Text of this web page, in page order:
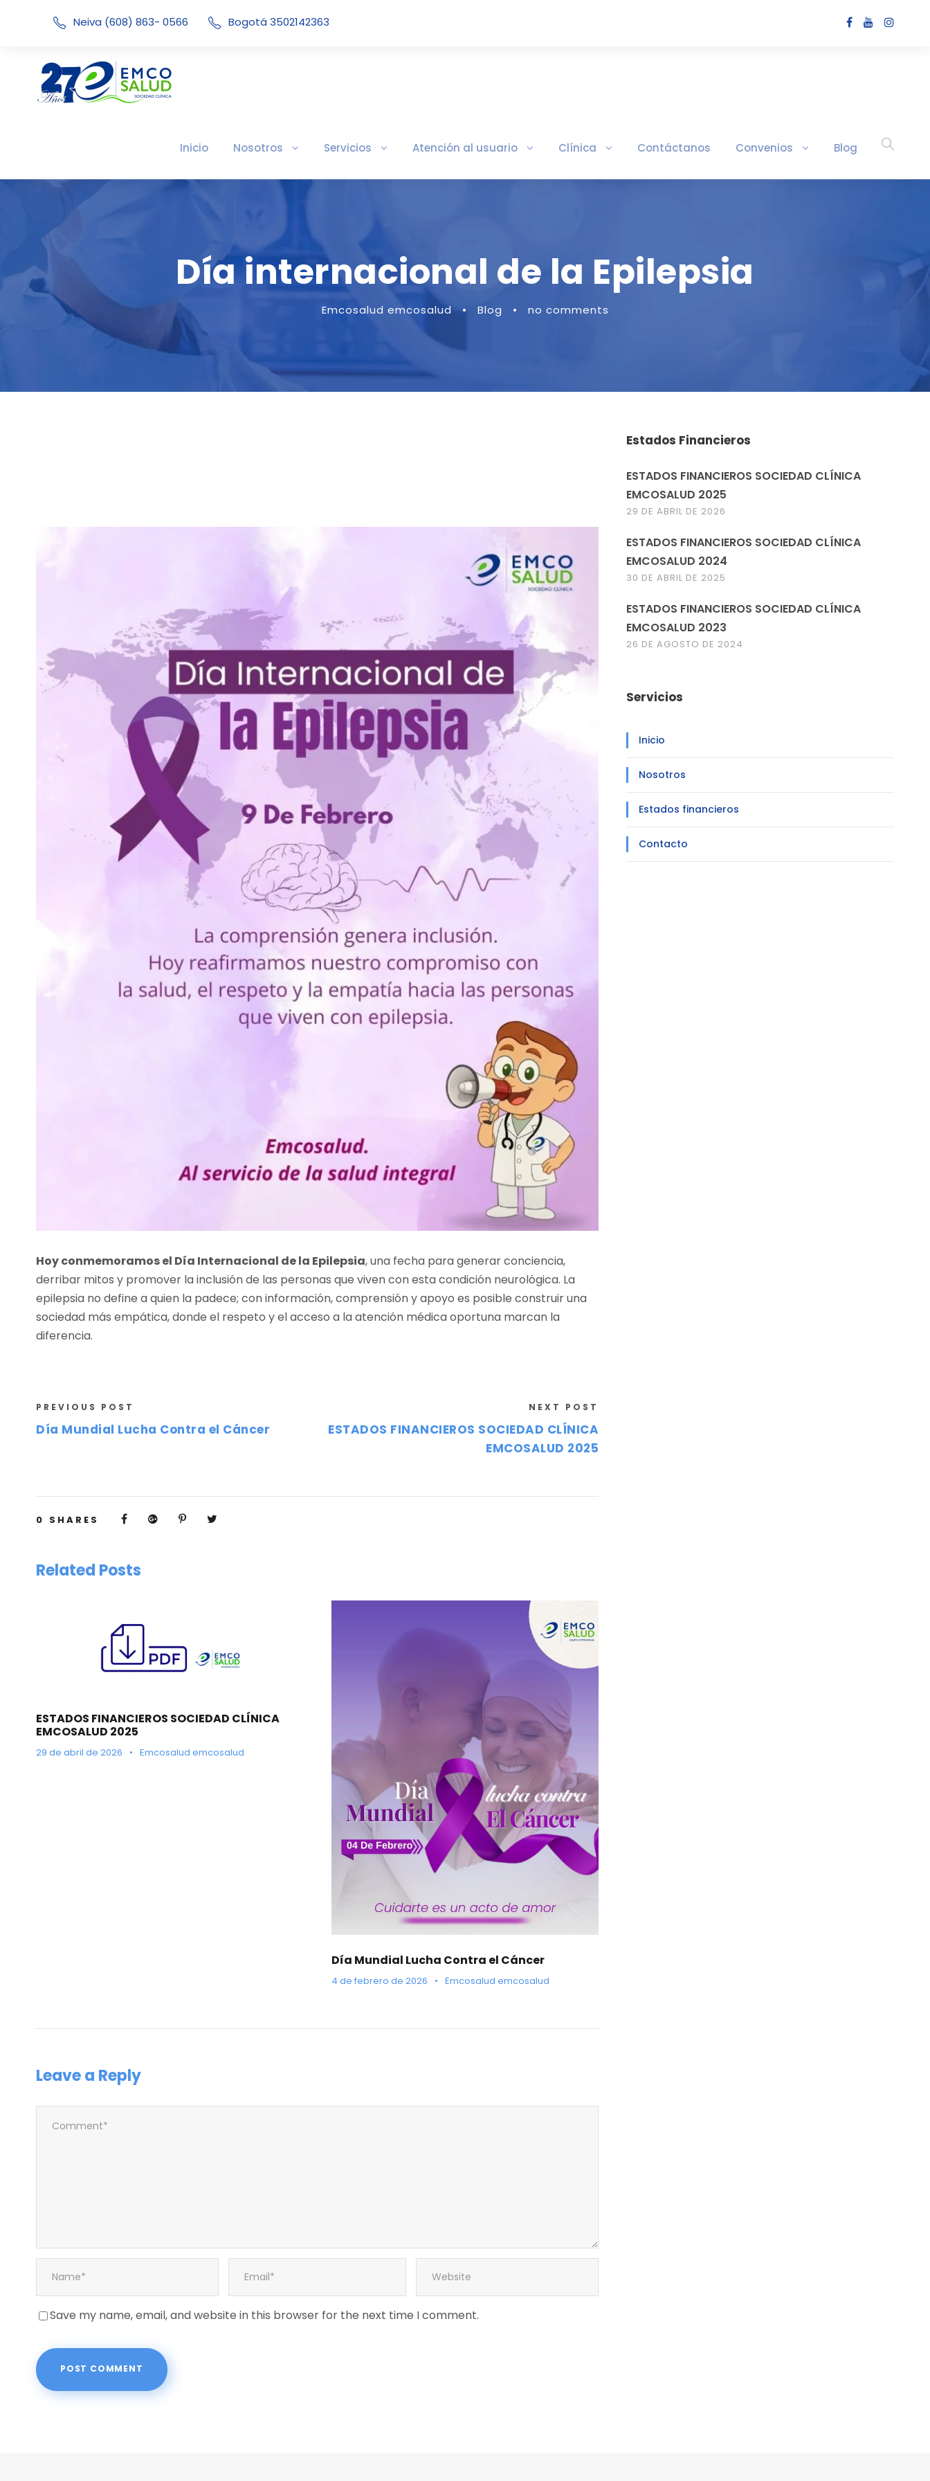
Neiva (608) 863- 0566 Bogotá 3502142363
Inicio Nosotros Servicios Atención al usuario Clínica Contáctanos Convenios Blog
Día internacional de la Epilepsia
Emcosalud emcosalud • Blog • no comments
Hoy conmemoramos el Día Internacional de la Epilepsia, una fecha para generar conciencia,
derribar mitos y promover la inclusión de las personas que viven con esta condición neurológica. La
epilepsia no define a quien la padece; con información, comprensión y apoyo es posible construir una
sociedad más empática, donde el respeto y el acceso a la atención médica oportuna marcan la
diferencia.
PREVIOUS POST
Día Mundial Lucha Contra el Cáncer
NEXT POST
ESTADOS FINANCIEROS SOCIEDAD CLÍNICA
EMCOSALUD 2025
0 SHARES
Related Posts
ESTADOS FINANCIEROS SOCIEDAD CLÍNICA
EMCOSALUD 2025
29 de abril de 2026 • Emcosalud emcosalud
Día Mundial Lucha Contra el Cáncer
4 de febrero de 2026 • Emcosalud emcosalud
Leave a Reply
Save my name, email, and website in this browser for the next time I comment.
Estados Financieros
ESTADOS FINANCIEROS SOCIEDAD CLÍNICA
EMCOSALUD 2025
29 DE ABRIL DE 2026
ESTADOS FINANCIEROS SOCIEDAD CLÍNICA
EMCOSALUD 2024
30 DE ABRIL DE 2025
ESTADOS FINANCIEROS SOCIEDAD CLÍNICA
EMCOSALUD 2023
26 DE AGOSTO DE 2024
Servicios
Inicio
Nosotros
Estados financieros
Contacto